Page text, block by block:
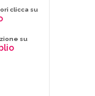
clicca su
su